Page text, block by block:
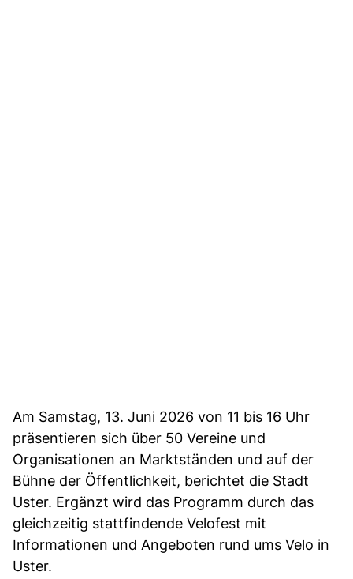
Am Samstag, 13. Juni 2026 von 11 bis 16 Uhr
präsentieren sich über 50 Vereine und
Organisationen an Marktständen und auf der
Bühne der Öffentlichkeit, berichtet die Stadt
Uster. Ergänzt wird das Programm durch das
gleichzeitig stattfindende Velofest mit
Informationen und Angeboten rund ums Velo in
Uster.